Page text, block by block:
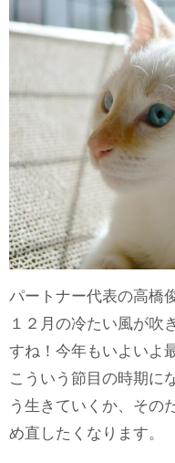
パートナー代表の高橋
１２月の冷たい風が吹
すね！今年もいよいよ
こういう節目の時期に
う生きていくか、その
め直したくなります。